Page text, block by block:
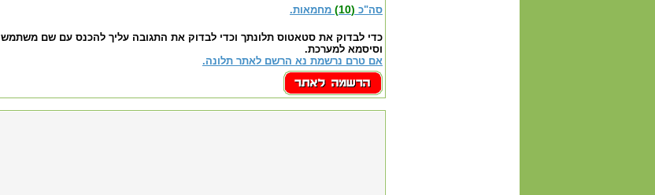
סה"כ (10) מחמאות.
כדי לבדוק את סטאטוס תלונתך וכדי לבדוק את התגובה עליך להכנס עם שם משתמש
וסיסמא למערכת.
אם טרם נרשמת נא הרשם לאתר תלונה.